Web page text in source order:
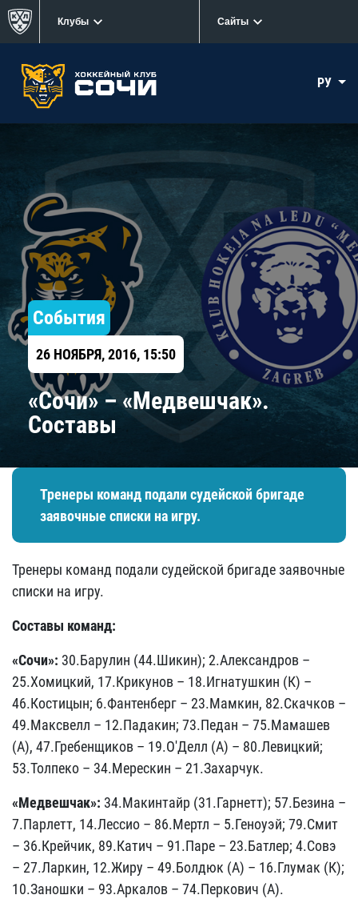
Клубы Сайты
РУ
События
26 НОЯБРЯ, 2016, 15:50
«Сочи» – «Медвешчак».
Составы
Тренеры команд подали судейской бригаде
заявочные списки на игру.
Тренеры команд подали судейской бригаде заявочные
списки на игру.
Составы команд:
«Сочи»: 30.Барулин (44.Шикин); 2.Александров –
25.Хомицкий, 17.Крикунов – 18.Игнатушкин (К) –
46.Костицын; 6.Фантенберг – 23.Мамкин, 82.Скачков –
49.Максвелл – 12.Падакин; 73.Педан – 75.Мамашев
(А), 47.Гребенщиков – 19.О'Делл (А) – 80.Левицкий;
53.Толпеко – 34.Мерескин – 21.Захарчук.
«Медвешчак»: 34.Макинтайр (31.Гарнетт); 57.Безина –
7.Парлетт, 14.Лессио – 86.Мертл – 5.Геноуэй; 79.Смит
– 36.Крейчик, 89.Катич – 91.Паре – 23.Батлер; 4.Совэ
– 27.Ларкин, 12.Жиру – 49.Болдюк (А) – 16.Глумак (К);
10.Заношки – 93.Аркалов – 74.Перкович (А).